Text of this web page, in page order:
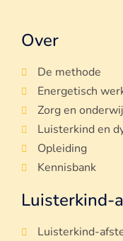
Over
De methode
Energetisch
Zorg en
Luisterkind en
Opleiding
Kennisbank
Luisterkind-
Luisterkind-